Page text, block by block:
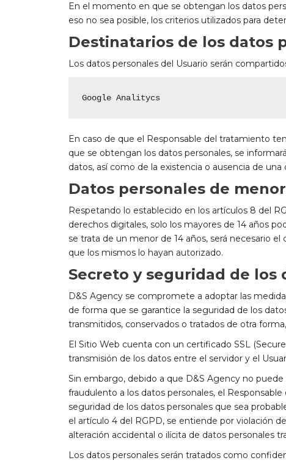
En el momento en que se obtengan los datos
eso no sea posible, los criterios utilizados para
Destinatarios de los datos
Los datos personales del Usuario serán
Google Analitycs
En caso de que el Responsable del tratamiento
que se obtengan los datos personales, se
datos, así como de la existencia o ausencia de
Datos personales de
Respetando lo establecido en los artículos 8 del
derechos digitales, solo los mayores de 14 años
se trata de un menor de 14 años, será necesario
que los mismos lo hayan autorizado.
Secreto y seguridad de los
D&S Agency se compromete a adoptar las
de forma que se garantice la seguridad de los
transmitidos, conservados o tratados de otra
El Sitio Web cuenta con un certificado SSL
transmisión de los datos entre el servidor y el
Sin embargo, debido a que D&S Agency no
fraudulento a los datos personales, el
seguridad de los datos personales que sea
el artículo 4 del RGPD, se entiende por violación
alteración accidental o ilícita de datos personales
Los datos personales serán tratados como